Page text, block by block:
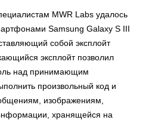
MWR Labs удалось
Samsung Galaxy S III
собой эксплойт
эксплойт позволил
над принимающим
произвольный код и
изображениям,
хранящейся на